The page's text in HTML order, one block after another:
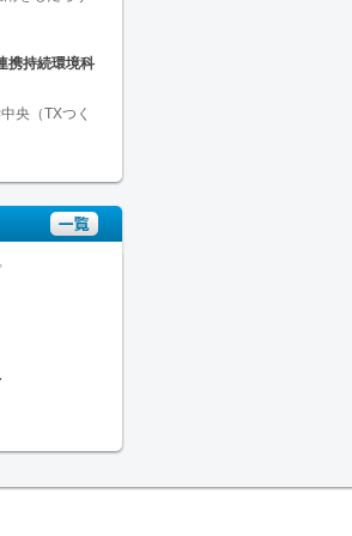
携持続環境科
央（TXつく
List